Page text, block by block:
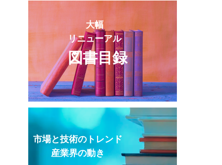
大幅
リニューアル
図書目録
市場と技術のトレンド
産業界の動き